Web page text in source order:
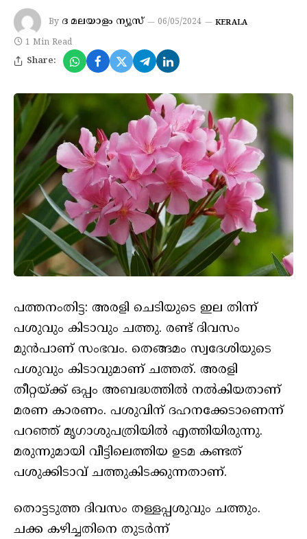
By ദ മലയാളം ന്യൂസ് 06/05/2024 KERALA
1 Min Read
Share:
പത്തനംതിട്ട: അരളി ചെടിയുടെ ഇല തിന്ന്
പശുവും കിടാവും ചത്തു. രണ്ട് ദിവസം
മുൻപാണ് സംഭവം. തെങ്ങമം സ്വദേശിയുടെ
പശുവും കിടാവുമാണ് ചത്തത്. അരളി
തീറ്റയ്ക്ക് ഒപ്പം അബദ്ധത്തിൽ നൽകിയതാണ്
മരണ കാരണം. പശുവിന് ദഹനക്കേടാണെന്ന്
പറഞ്ഞ് മൃഗാശുപത്രിയിൽ എത്തിയിരുന്നു.
മരുന്നുമായി വീട്ടിലെത്തിയ ഉടമ കണ്ടത്
പശുക്കിടാവ് ചത്തുകിടക്കുന്നതാണ്.
തൊട്ടടുത്ത ദിവസം തള്ളപ്പശുവും ചത്തും.
ചക്ക കഴിച്ചതിനെ തുടര്‍ന്ന്